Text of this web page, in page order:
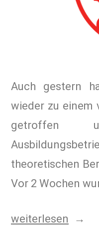
Auch gestern
wieder zu einem
theoretischen
Vor 2 Wochen
weiterlesen